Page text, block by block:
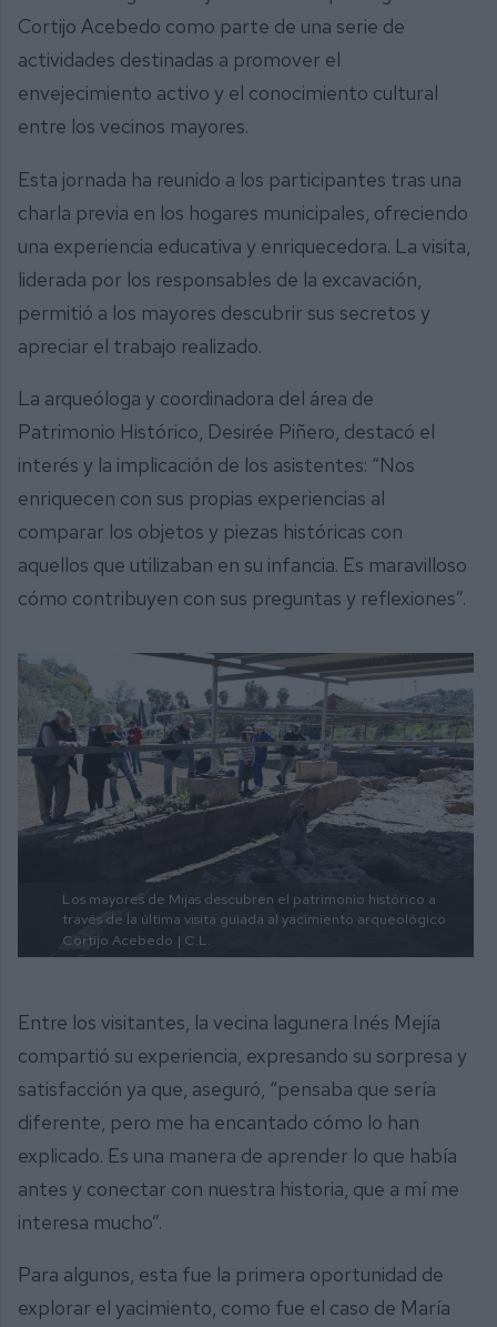
Cortijo Acebedo como parte de una serie de
actividades destinadas a promover el
envejecimiento activo y el conocimiento cultural
entre los vecinos mayores.
Esta jornada ha reunido a los participantes tras una
charla previa en los hogares municipales, ofreciendo
una experiencia educativa y enriquecedora. La visita,
liderada por los responsables de la excavación,
permitió a los mayores descubrir sus secretos y
apreciar el trabajo realizado.
La arqueóloga y coordinadora del área de
Patrimonio Histórico, Desirée Piñero, destacó el
interés y la implicación de los asistentes: “Nos
enriquecen con sus propias experiencias al
comparar los objetos y piezas históricas con
aquellos que utilizaban en su infancia. Es maravilloso
cómo contribuyen con sus preguntas y reflexiones”.
Los mayores de Mijas descubren el patrimonio histórico a
través de la última visita guiada al yacimiento arqueológico
Cortijo Acebedo | C.L.
Entre los visitantes, la vecina lagunera Inés Mejía
compartió su experiencia, expresando su sorpresa y
satisfacción ya que, aseguró, “pensaba que sería
diferente, pero me ha encantado cómo lo han
explicado. Es una manera de aprender lo que había
antes y conectar con nuestra historia, que a mí me
interesa mucho”.
Para algunos, esta fue la primera oportunidad de
explorar el yacimiento, como fue el caso de María